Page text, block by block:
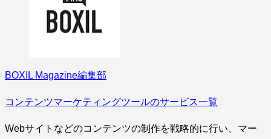
BOXIL Magazine編集部
コンテンツマーケティングツールのサービス一覧
Webサイトなどのコンテンツの制作を戦略的に行い、マー